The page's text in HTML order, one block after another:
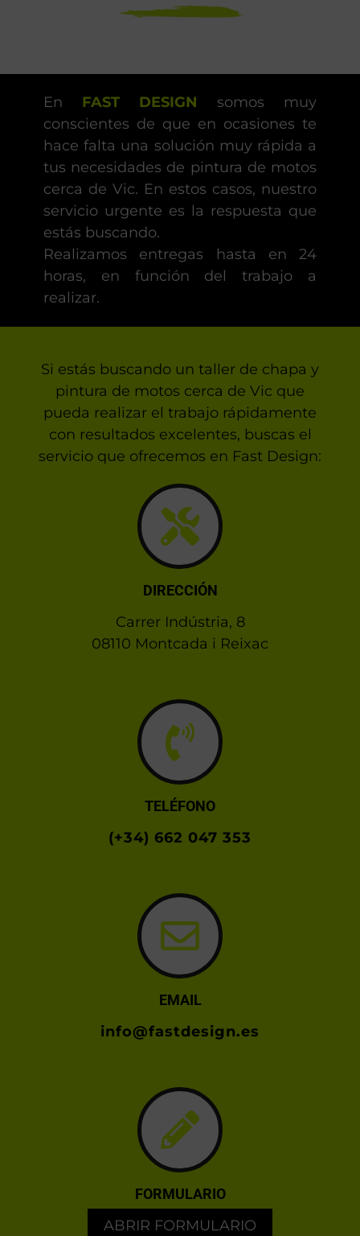
En FAST DESIGN somos muy
conscientes de que en ocasiones te
hace falta una solución muy rápida a
tus necesidades de pintura de motos
cerca de Vic. En estos casos, nuestro
servicio urgente es la respuesta que
estás buscando.
Realizamos entregas hasta en 24
horas, en función del trabajo a
realizar.
Si estás buscando un taller de chapa y
pintura de motos cerca de Vic que
pueda realizar el trabajo rápidamente
con resultados excelentes, buscas el
servicio que ofrecemos en Fast Design:
DIRECCIÓN
Carrer Indústria, 8
08110 Montcada i Reixac
TELÉFONO
(+34) 662 047 353
EMAIL
info@fastdesign.es
FORMULARIO
ABRIR FORMULARIO